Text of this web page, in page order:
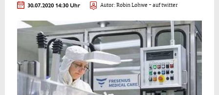
30.07.2020 14:30 Uhr Autor:Robin Lohwe- auf twitter